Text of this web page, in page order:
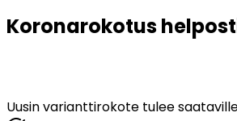
Koronarokotus
Uusin varianttirokote tulee